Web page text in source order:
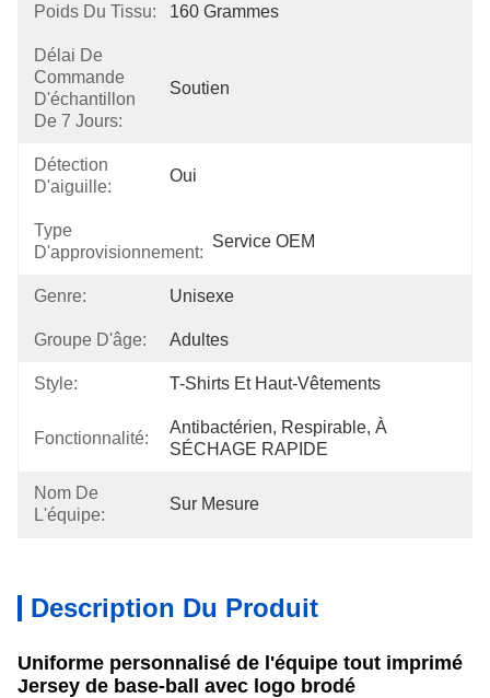
Poids Du Tissu: 160 Grammes
Délai De
Commande
D'échantillon
De 7 Jours:
Soutien
Détection
D'aiguille:
Oui
Type
D'approvisionnement:
Service OEM
Genre: Unisexe
Groupe D'âge: Adultes
Style: T-Shirts Et Haut-Vêtements
Fonctionnalité:
Antibactérien, Respirable, À
SÉCHAGE RAPIDE
Nom De
L'équipe:
Sur Mesure
Description Du Produit
Uniforme personnalisé de l'équipe tout imprimé
Jersey de base-ball avec logo brodé